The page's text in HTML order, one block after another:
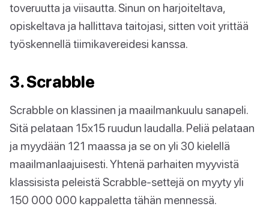
toveruutta ja viisautta. Sinun on harjoiteltava,
opiskeltava ja hallittava taitojasi, sitten voit yrittää
työskennellä tiimikavereidesi kanssa.
3. Scrabble
Scrabble on klassinen ja maailmankuulu sanapeli.
Sitä pelataan 15x15 ruudun laudalla. Peliä pelataan
ja myydään 121 maassa ja se on yli 30 kielellä
maailmanlaajuisesti. Yhtenä parhaiten myyvistä
klassisista peleistä Scrabble-settejä on myyty yli
150 000 000 kappaletta tähän mennessä.